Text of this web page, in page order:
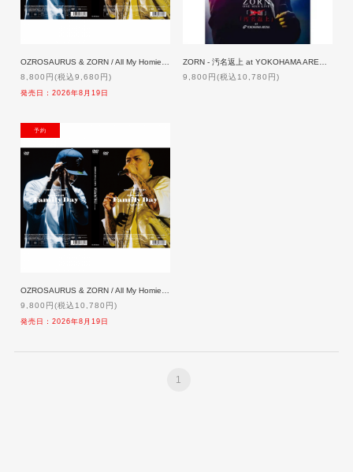
OZROSAURUS & ZORN / All My Homies presents 'Family Day' at 日本武道館【通常盤】[DVD]「予約」8/19発売
8,800円(税込9,680円)
発売日：2026年8月19日
9,800円(税込10,780円)
NEW
OZROSAURUS & ZORN / All My Homies presents 'Family Day' at 日本武道館【生産限定盤】[2DVD]「予約」8/19発売
9,800円(税込10,780円)
発売日：2026年8月19日
1